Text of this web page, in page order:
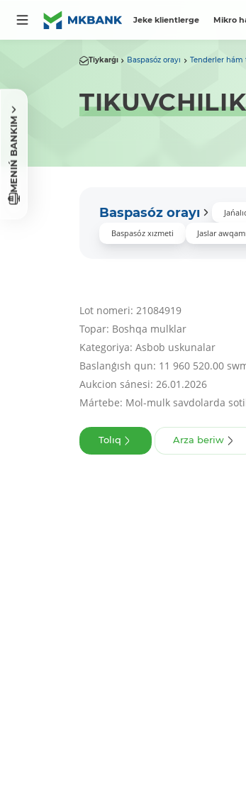
Jeke klientlerge Mikro
MENIŃ BANKIM
Tiykarǵı Baspasóz orayı Tenderler
Baspasóz orayı
Baspasóz xızmeti
Jaslar awqamı
Lot nomeri: 21084919
Topar: Boshqa mulklar
Kategoriya: Asbob uskunalar
Baslanǵısh qun: 11 960 520.00
Aukcion sánesi: 26.01.2026
Mártebe: Mol-mulk savdolarda
Tolıq Arza beriw